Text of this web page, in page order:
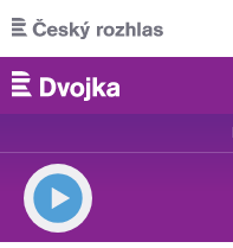
Přejít k hlavnímu obsahu